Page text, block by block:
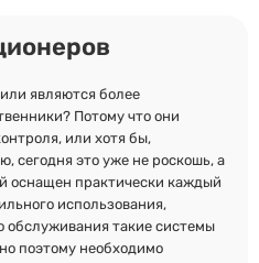
являются более
Потому что они
или хотя бы,
сегодня это уже не роскошь, а
оснащен практически каждый
использования,
обслуживания такие системы
поэтому необходимо